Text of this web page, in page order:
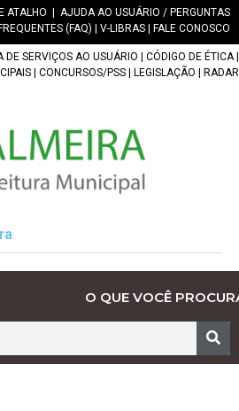
ATALHO
AJUDA AO USUÁRIO / PERGUNTAS
FREQUENTES (FAQ)
V-LIBRAS FALE CONOSCO
DE SERVIÇOS AO USUÁRIO CÓDIGO DE ÉTICA|
CONCURSOS/PSS LEGISLAÇÃO RADAR
O QUE VOCÊ